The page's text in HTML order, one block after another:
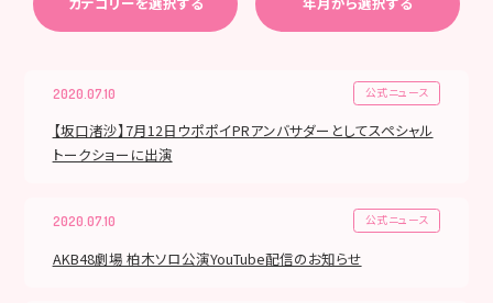
2020.07.10 公式ニュース
【坂口渚沙】7月12日ウポポイPRアンバサダーとしてスペシャル
トークショーに出演
2020.07.10 公式ニュース
AKB48劇場 柏木ソロ公演YouTube配信のお知らせ